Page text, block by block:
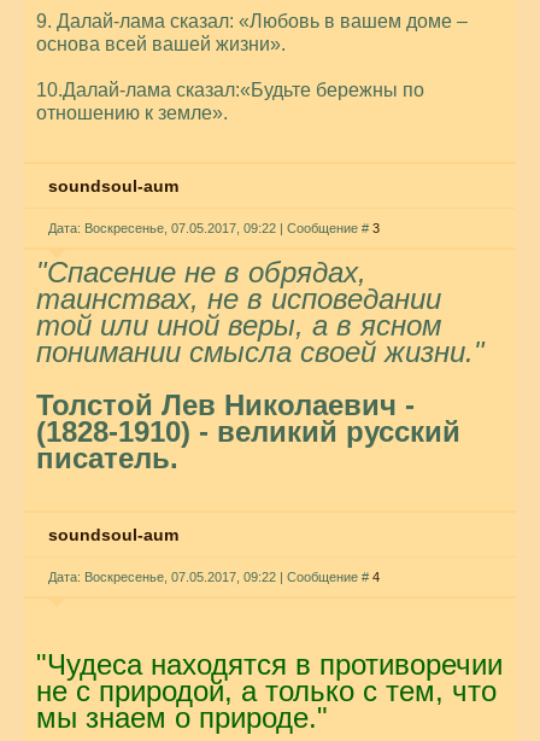
9. Далай-лама сказал: «Любовь в вашем доме –
основа всей вашей жизни».
10.Далай-лама сказал:«Будьте бережны по
отношению к земле».
soundsoul-aum
Дата: Воскресенье, 07.05.2017, 09:22 | Сообщение # 3
"Спасение не в обрядах,
таинствах, не в исповедании
той или иной веры, а в ясном
понимании смысла своей жизни."
Толстой Лев Николаевич -
(1828-1910) - великий русский
писатель.
soundsoul-aum
Дата: Воскресенье, 07.05.2017, 09:22 | Сообщение # 4
"Чудеса находятся в противоречии
не с природой, а только с тем, что
мы знаем о природе."